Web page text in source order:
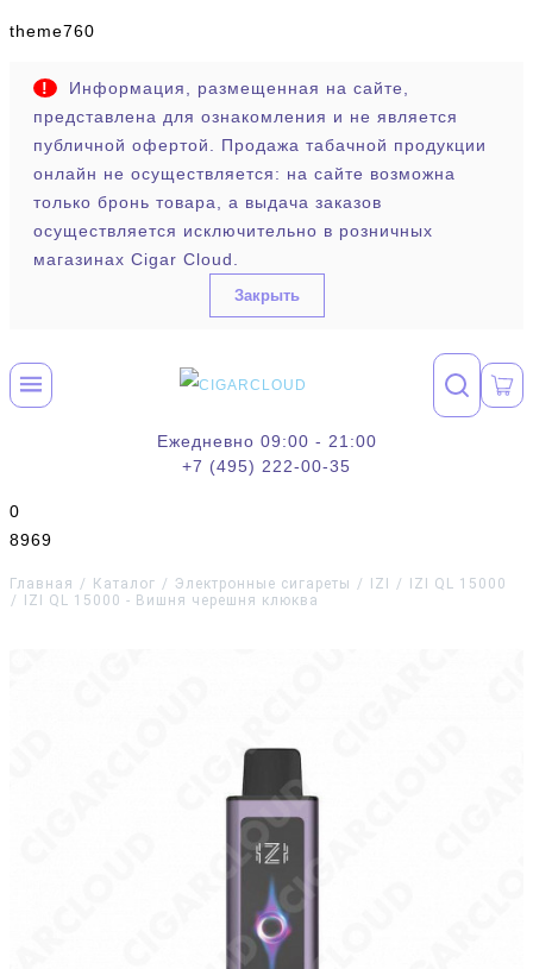
theme760
!
Информация, размещенная на сайте,
представлена для ознакомления и не является
публичной офертой. Продажа табачной продукции
онлайн не осуществляется: на сайте возможна
только бронь товара, а выдача заказов
осуществляется исключительно в розничных
магазинах Cigar Cloud.
Закрыть
Ежедневно 09:00 - 21:00
+7 (495) 222-00-35
0
8969
Главная Каталог Электронные сигареты IZI
IZI QL 15000
IZI QL 15000 - Вишня черешня клюква